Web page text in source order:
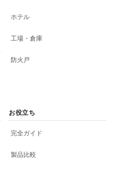
ホテル
工場・倉庫
防火戸
お役立ち
完全ガイド
製品比較